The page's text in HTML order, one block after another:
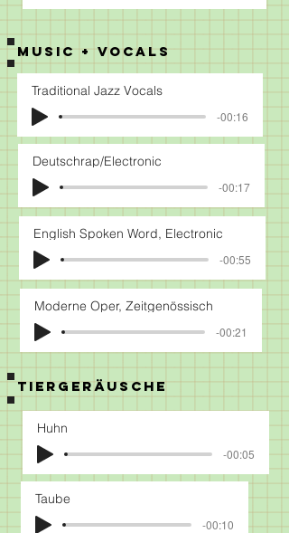
Traditional Jazz Vocals
-00:16
Deutschrap/Electronic
-00:17
English Spoken Word, Electronic
-00:55
Moderne Oper, Zeitgenössisch
-00:21
MUSIC + VOCALS
TIERGERÄUSCHE
Huhn
-00:05
Taube
-00:10